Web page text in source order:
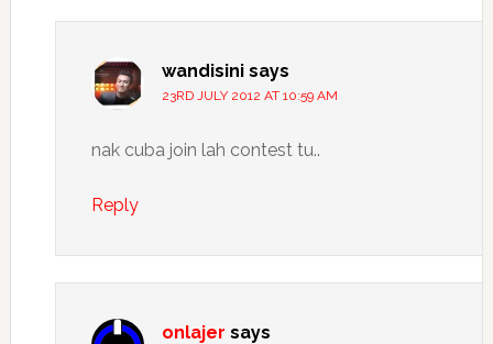
wandisini says
23RD JULY 2012 AT 10:59 AM
nak cuba join lah contest tu..
Reply
onlajer says